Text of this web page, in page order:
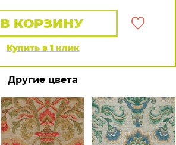
Купить в 1 клик
В КОРЗИНУ
Другие цвета